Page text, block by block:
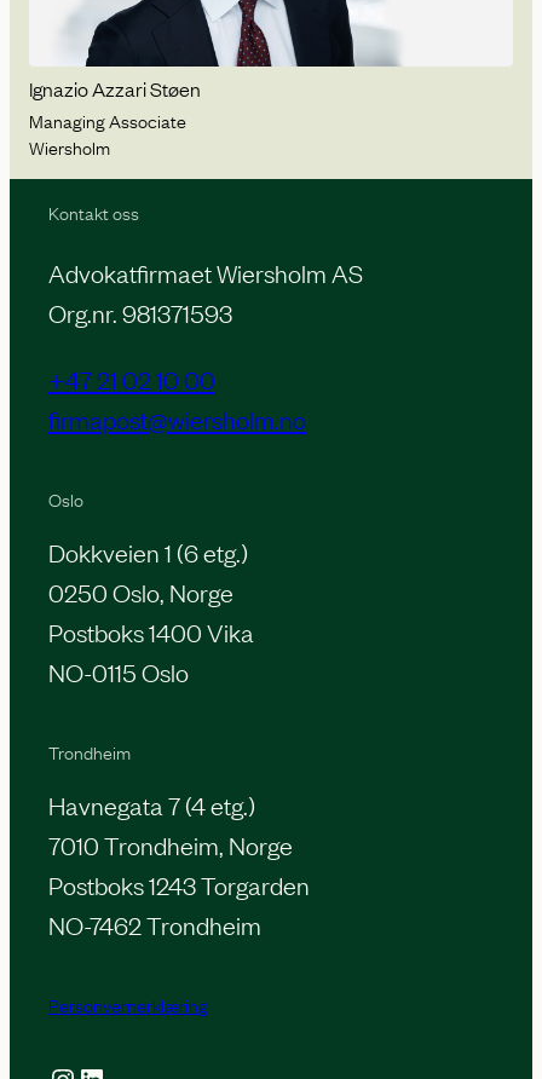
Ignazio Azzari Støen
Managing Associate
Wiersholm
Kontakt oss
Advokatfirmaet Wiersholm AS
Org.nr. 981371593
+47 21 02 10 00
firmapost@wiersholm.no
Oslo
Dokkveien 1 (6 etg.)
0250 Oslo, Norge
Postboks 1400 Vika
NO-0115 Oslo
Trondheim
Havnegata 7 (4 etg.)
7010 Trondheim, Norge
Postboks 1243 Torgarden
NO-7462 Trondheim
Personvernerklæring